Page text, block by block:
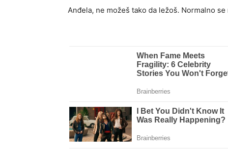
Anđela, ne možeš tako da ležoš. Normalno